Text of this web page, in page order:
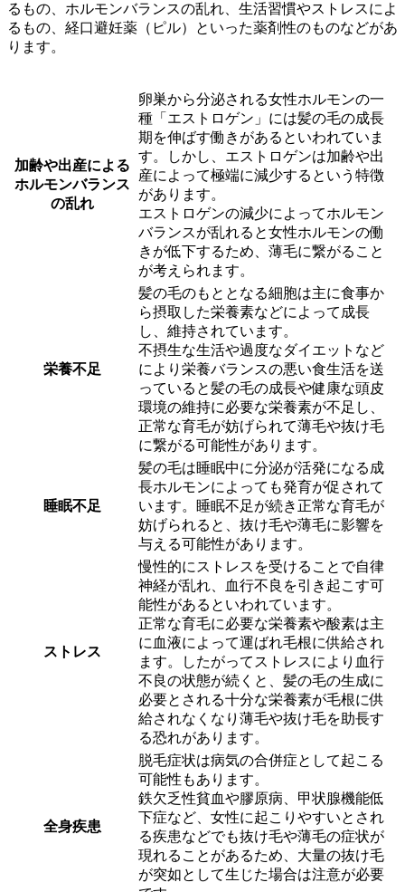
るもの、ホルモンバランスの乱れ、生活習慣やストレスによ
るもの、経口避妊薬（ピル）といった薬剤性のものなどがあ
ります。
加齢や出産による
ホルモンバランス
の乱れ
卵巣から分泌される女性ホルモンの一
種「エストロゲン」には髪の毛の成長
期を伸ばす働きがあるといわれていま
す。しかし、エストロゲンは加齢や出
産によって極端に減少するという特徴
があります。
エストロゲンの減少によってホルモン
バランスが乱れると女性ホルモンの働
きが低下するため、薄毛に繋がること
が考えられます。
栄養不足
髪の毛のもととなる細胞は主に食事か
ら摂取した栄養素などによって成長
し、維持されています。
不摂生な生活や過度なダイエットなど
により栄養バランスの悪い食生活を送
っていると髪の毛の成長や健康な頭皮
環境の維持に必要な栄養素が不足し、
正常な育毛が妨げられて薄毛や抜け毛
に繋がる可能性があります。
睡眠不足
髪の毛は睡眠中に分泌が活発になる成
長ホルモンによっても発育が促されて
います。睡眠不足が続き正常な育毛が
妨げられると、抜け毛や薄毛に影響を
与える可能性があります。
ストレス
慢性的にストレスを受けることで自律
神経が乱れ、血行不良を引き起こす可
能性があるといわれています。
正常な育毛に必要な栄養素や酸素は主
に血液によって運ばれ毛根に供給され
ます。したがってストレスにより血行
不良の状態が続くと、髪の毛の生成に
必要とされる十分な栄養素が毛根に供
給されなくなり薄毛や抜け毛を助長す
る恐れがあります。
全身疾患
脱毛症状は病気の合併症として起こる
可能性もあります。
鉄欠乏性貧血や膠原病、甲状腺機能低
下症など、女性に起こりやすいとされ
る疾患などでも抜け毛や薄毛の症状が
現れることがあるため、大量の抜け毛
が突如として生じた場合は注意が必要